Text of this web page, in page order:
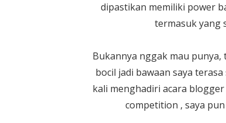
dipastikan memiliki power
termasuk yang
Bukannya nggak mau
bocil jadi bawaan saya
kali menghadiri acara
competition , saya